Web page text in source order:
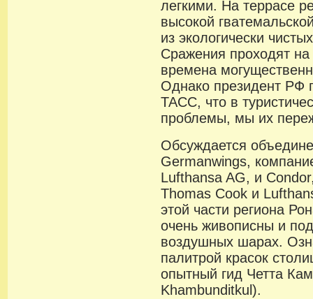
легкими. На террасе
высокой
из экологически
Сражения проходят
времена
Однако президент РФ
ТАСС, что в
проблемы, мы их
Обсуждается
Germanwings,
Lufthansa AG, и
Thomas Cook и
этой части региона
очень живописны и
воздушных шарах.
палитрой красок
опытный гид Четта
Khambunditkul).